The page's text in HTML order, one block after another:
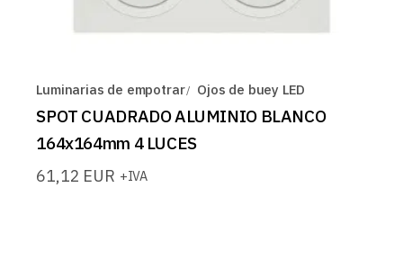
Luminarias de empotrar Ojos de buey LED
SPOT CUADRADO ALUMINIO BLANCO
164x164mm 4 LUCES
61,12 EUR +IVA